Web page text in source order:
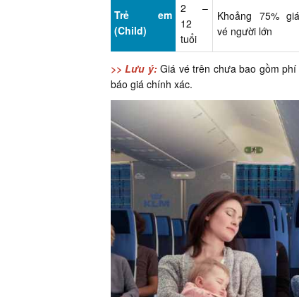
Trẻ em
(Child)
2 –
12
tuổi
Khoảng 75% giá
vé người lớn
>> Lưu ý:Giá vé trên chưa bao gồm
báo giá chính xác.